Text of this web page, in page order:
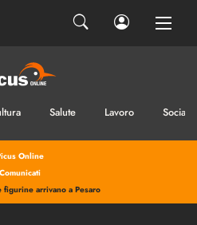
Salute Lavoro Sociale
Online
Comunicati
figurine arrivano a Pesaro